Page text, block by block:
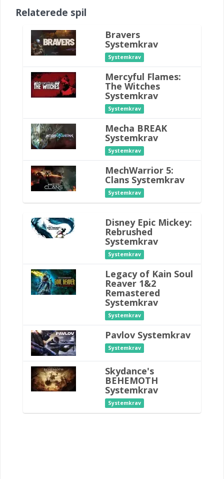
Relaterede spil
Bravers
Systemkrav
Systemkrav
Mercyful Flames:
The Witches
Systemkrav
Systemkrav
Mecha BREAK
Systemkrav
Systemkrav
MechWarrior 5:
Clans Systemkrav
Systemkrav
Disney Epic Mickey:
Rebrushed
Systemkrav
Systemkrav
Legacy of Kain Soul
Reaver 1&2
Remastered
Systemkrav
Systemkrav
Pavlov Systemkrav
Systemkrav
Skydance's
BEHEMOTH
Systemkrav
Systemkrav